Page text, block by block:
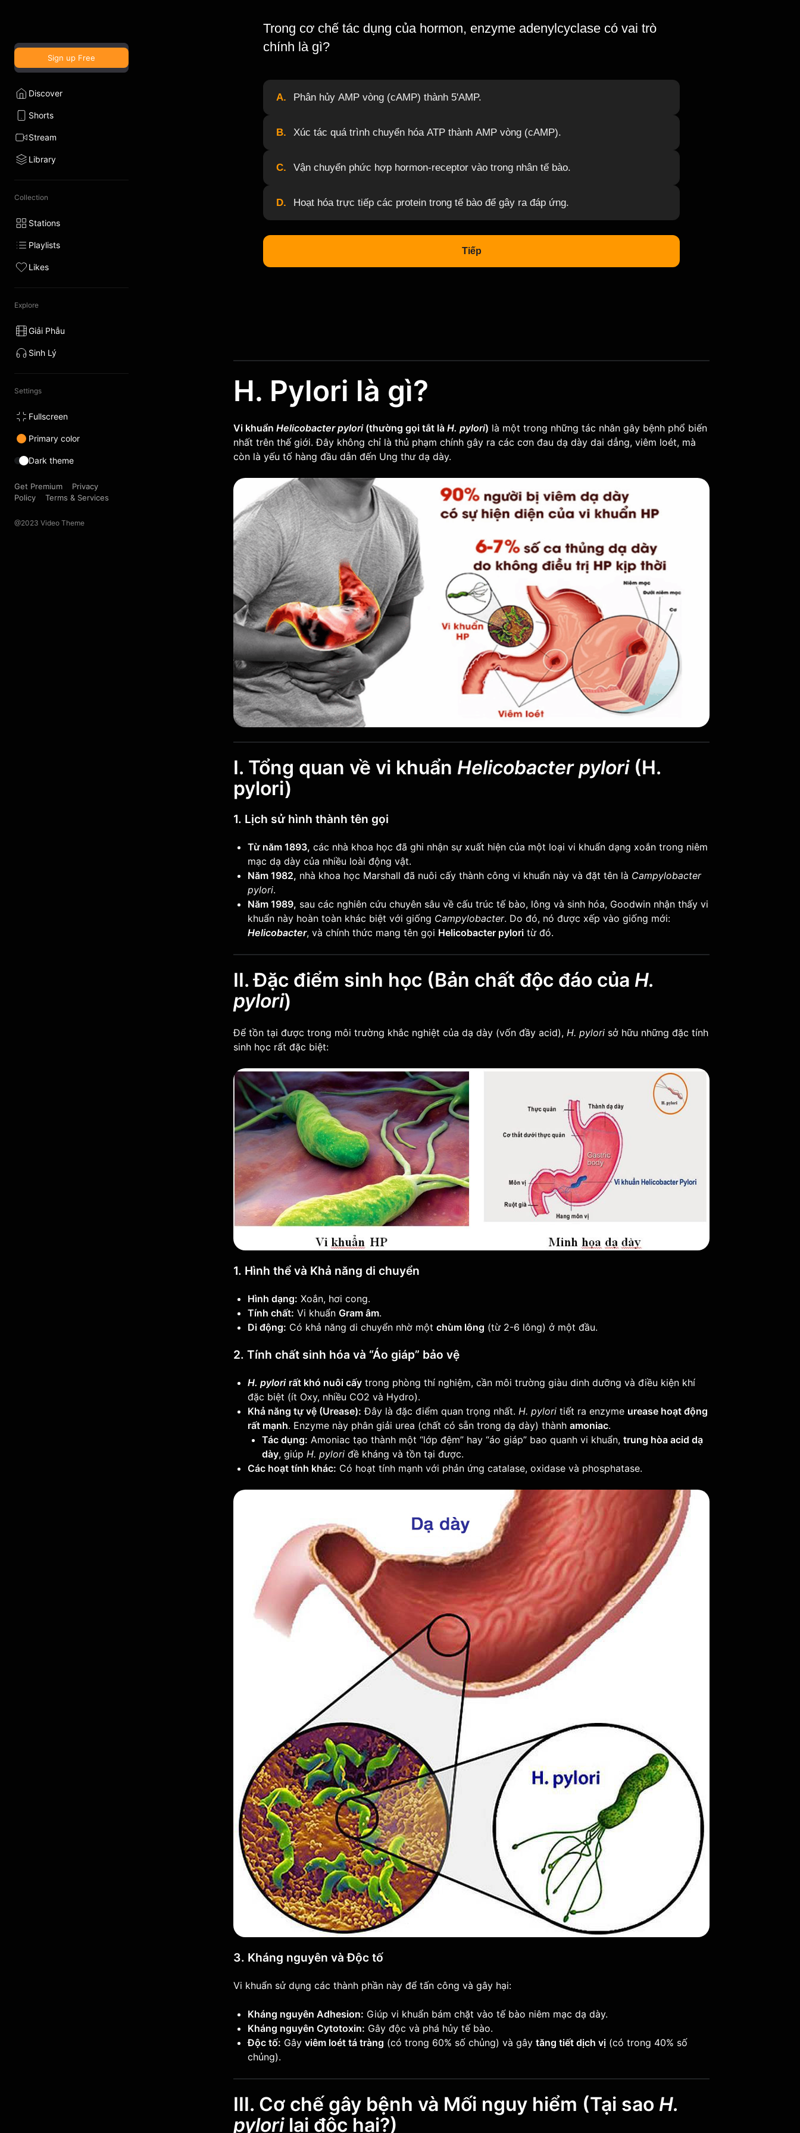
Sign up Free
Discover
Shorts
Stream
Library
Collection
Stations
Playlists
Likes
Explore
Giải Phẫu
Sinh Lý
Settings
Fullscreen
Primary color
Dark theme
Get Premium
Privacy
Policy
Terms & Services
@2023 Video Theme
Trong cơ chế tác dụng của hormon, enzyme adenylcyclase có vai trò
chính là gì?
A. Phân hủy AMP vòng (cAMP) thành 5'AMP.
B. Xúc tác quá trình chuyển hóa ATP thành AMP vòng (cAMP).
C. Vận chuyển phức hợp hormon-receptor vào trong nhân tế bào.
D. Hoạt hóa trực tiếp các protein trong tế bào để gây ra đáp ứng.
Tiếp
H. Pylori là gì?
Vi khuẩn Helicobacter pylori(thường gọi tắt là H. pylori) là một trong những tác nhân gây bệnh phổ biến
nhất trên thế giới. Đây không chỉ là thủ phạm chính gây ra các cơn đau dạ dày dai dẳng, viêm loét, mà
còn là yếu tố hàng đầu dẫn đến Ung thư dạ dày.
I. Tổng quan về vi khuẩn Helicobacter pylori(H.
pylori)
1. Lịch sử hình thành tên gọi
Từ năm 1893, các nhà khoa học đã ghi nhận sự xuất hiện của một loại vi khuẩn dạng xoắn trong niêm
mạc dạ dày của nhiều loài động vật.
Năm 1982, nhà khoa học Marshall đã nuôi cấy thành công vi khuẩn này và đặt tên là Campylobacter
pylori.
Năm 1989, sau các nghiên cứu chuyên sâu về cấu trúc tế bào, lông và sinh hóa, Goodwin nhận thấy vi
khuẩn này hoàn toàn khác biệt với giống Campylobacter. Do đó, nó được xếp vào giống mới:
Helicobacter, và chính thức mang tên gọi Helicobacter pylori từ đó.
II. Đặc điểm sinh học (Bản chất độc đáo của H.
pylori)
Để tồn tại được trong môi trường khắc nghiệt của dạ dày (vốn đầy acid), H. pylori sở hữu những đặc tính
sinh học rất đặc biệt:
1. Hình thể và Khả năng di chuyển
Hình dạng: Xoắn, hơi cong.
Tính chất: Vi khuẩn Gram âm.
Di động: Có khả năng di chuyển nhờ một chùm lông (từ 2-6 lông) ở một đầu.
2. Tính chất sinh hóa và “Áo giáp” bảo vệ
H. pylori rất khó nuôi cấy trong phòng thí nghiệm, cần môi trường giàu dinh dưỡng và điều kiện khí
đặc biệt (ít Oxy, nhiều CO2 và Hydro).
Khả năng tự vệ (Urease): Đây là đặc điểm quan trọng nhất. H. pylori tiết ra enzyme urease hoạt động
rất mạnh. Enzyme này phân giải urea (chất có sẵn trong dạ dày) thành amoniac.
Tác dụng: Amoniac tạo thành một “lớp đệm” hay “áo giáp” bao quanh vi khuẩn, trung hòa acid dạ
dày, giúp H. pylori đề kháng và tồn tại được.
Các hoạt tính khác: Có hoạt tính mạnh với phản ứng catalase, oxidase và phosphatase.
3. Kháng nguyên và Độc tố
Vi khuẩn sử dụng các thành phần này để tấn công và gây hại:
Kháng nguyên Adhesion: Giúp vi khuẩn bám chặt vào tế bào niêm mạc dạ dày.
Kháng nguyên Cytotoxin: Gây độc và phá hủy tế bào.
Độc tố: Gây viêm loét tá tràng (có trong 60% số chủng) và gây tăng tiết dịch vị (có trong 40% số
chủng).
III. Cơ chế gây bệnh và Mối nguy hiểm (Tại sao H.
pylorilại độc hại?)